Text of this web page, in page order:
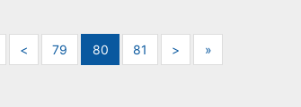
Next<Previous
79 80 81 > Next»Next